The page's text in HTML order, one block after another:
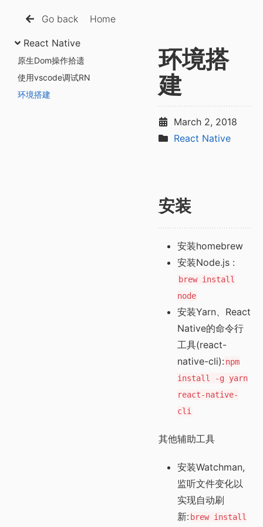
Go back Home
React Native
原生Dom操作拾遗
使用vscode调试RN
环境搭建
环境搭
建
March 2, 2018
React Native
安装
安装homebrew
安装Node.js :
brew install
node
安装Yarn、React
Native的命令行
工具(react-
native-cli): npm
install -g yarn
react-native-
cli
其他辅助工具
安装Watchman,
监听文件变化以
实现自动刷
新: brew install